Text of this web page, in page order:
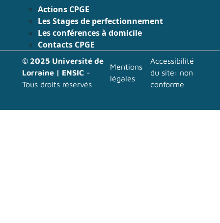
Actions CPGE
Les Stages de perfectionnement
Les conférences à domicile
Contacts CPGE
© 2025 Université de
Lorraine | ENSIC-
Tous droits réservés
Menu pied page
Mentions
légales
Accessibilité
du site: non
conforme